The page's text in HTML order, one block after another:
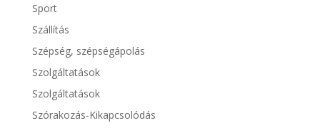
Sport
Szállítás
Szépség, szépségápolás
Szolgáltatások
Szolgáltatások
Szórakozás-Kikapcsolódás